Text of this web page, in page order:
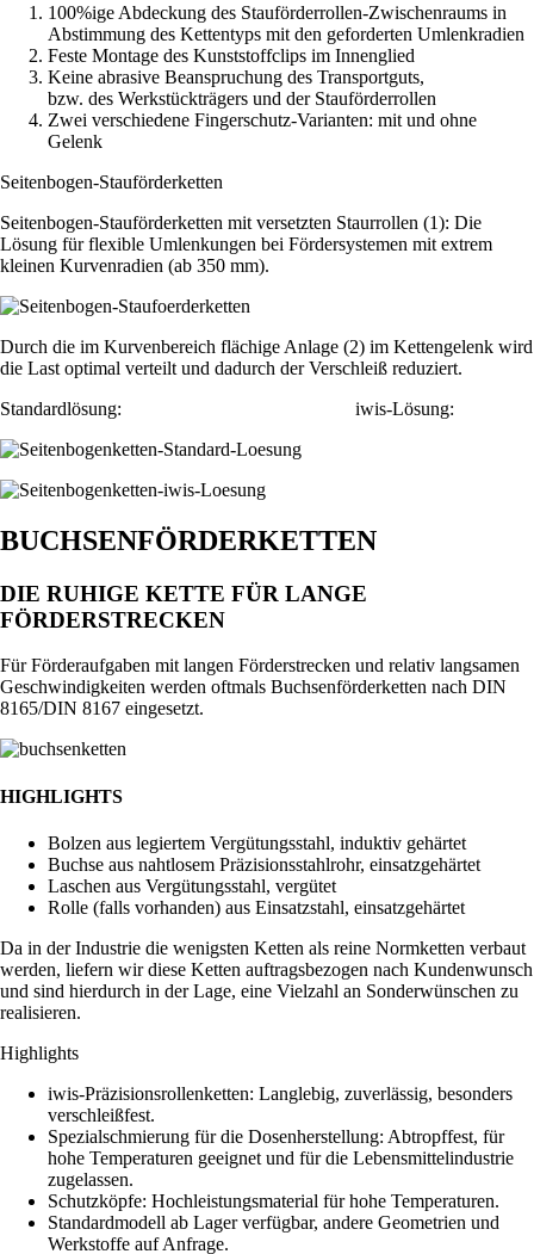
100%ige Abdeckung des Stauförderrollen-Zwischenraums in
Abstimmung des Kettentyps mit den geforderten Umlenkradien
Feste Montage des Kunststoffclips im Innenglied
Keine abrasive Beanspruchung des Transportguts,
bzw. des Werkstückträgers und der Stauförderrollen
Zwei verschiedene Fingerschutz-Varianten: mit und ohne
Gelenk
Seitenbogen-Stauförderketten
Seitenbogen-Stauförderketten mit versetzten Staurrollen (1): Die
Lösung für flexible Umlenkungen bei Fördersystemen mit extrem
kleinen Kurvenradien (ab 350 mm).
Durch die im Kurvenbereich flächige Anlage (2) im Kettengelenk wird
die Last optimal verteilt und dadurch der Verschleiß reduziert.
Standardlösung: iwis-Lösung:
BUCHSENFÖRDERKETTEN
DIE RUHIGE KETTE FÜR LANGE
FÖRDERSTRECKEN
Für Förderaufgaben mit langen Förderstrecken und relativ langsamen
Geschwindigkeiten werden oftmals Buchsenförderketten nach DIN
8165/DIN 8167 eingesetzt.
HIGHLIGHTS
Bolzen aus legiertem Vergütungsstahl, induktiv gehärtet
Buchse aus nahtlosem Präzisionsstahlrohr, einsatzgehärtet
Laschen aus Vergütungsstahl, vergütet
Rolle (falls vorhanden) aus Einsatzstahl, einsatzgehärtet
Da in der Industrie die wenigsten Ketten als reine Normketten verbaut
werden, liefern wir diese Ketten auftragsbezogen nach Kundenwunsch
und sind hierdurch in der Lage, eine Vielzahl an Sonderwünschen zu
realisieren.
Highlights
iwis-Präzisionsrollenketten: Langlebig, zuverlässig, besonders
verschleißfest.
Spezialschmierung für die Dosenherstellung: Abtropffest, für
hohe Temperaturen geeignet und für die Lebensmittelindustrie
zugelassen.
Schutzköpfe: Hochleistungsmaterial für hohe Temperaturen.
Standardmodell ab Lager verfügbar, andere Geometrien und
Werkstoffe auf Anfrage.